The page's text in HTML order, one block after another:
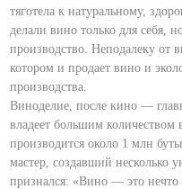
тяготела к натуральному,
делали вино только для себя,
производство. Неподалеку от
котором и продает вино и
производства.
Виноделие, после кино —
владеет большим количеством
производится около 1 млн
мастер, создавший несколько
признался: «Вино — это